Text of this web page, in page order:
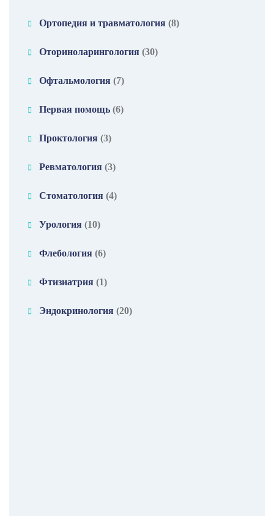
Ортопедия и травматология (8)
Оториноларингология (30)
Офтальмология (7)
Первая помощь (6)
Проктология (3)
Ревматология (3)
Стоматология (4)
Урология (10)
Флебология (6)
Фтизиатрия (1)
Эндокринология (20)